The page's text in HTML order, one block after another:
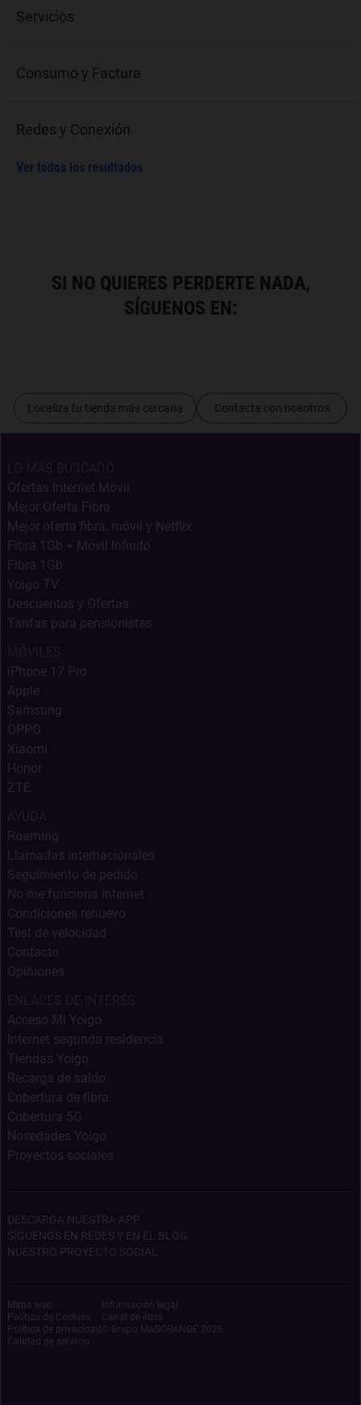
Servicios
Consumo y Factura
Redes y Conexión
Ver todos los resultados
SI NO QUIERES PERDERTE NADA,
SÍGUENOS EN:
Localiza tu tienda más cercana Contacta con nosotros
Ofertas Internet Móvil
Mejor Oferta Fibra
Mejor oferta fibra, móvil y Netflix
Fibra 1Gb + Móvil Infinito
Fibra 1Gb
Yoigo TV
Descuentos y Ofertas
Tarifas para pensionistas
iPhone 17 Pro
Apple
Samsung
OPPO
Xiaomi
Honor
ZTE
Roaming
Llamadas internacionales
Seguimiento de pedido
No me funciona internet
Condiciones renuevo
Test de velocidad
Contacto
Opiniones
Acceso Mi Yoigo
Internet segunda residencia
Tiendas Yoigo
Recarga de saldo
Cobertura de fibra
Cobertura 5G
Novedades Yoigo
Proyectos sociales
DESCARGA NUESTRA APP
SÍGUENOS EN REDES Y EN EL BLOG
NUESTRO PROYECTO SOCIAL
Mapa web
Política de Cookies
Política de privacidad
Calidad de servicio
Información legal
Canal de ética
© Grupo MASORANGE 2026